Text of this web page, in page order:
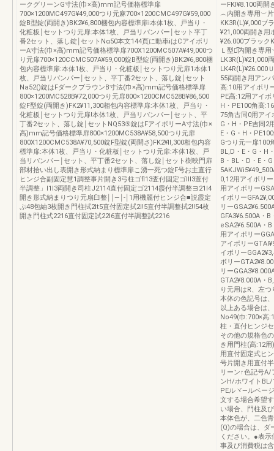
ークグリーンG寸法(巾×高)mm記号価格標準扉
700×1200MC497G¥49,000つり元麻700×1200CMC497G¥59,000
錠B型錠(両開き)BK2¥6,800梱包内容標準扉i本体1枚、戸当り・
化粧板￨セットつり元扉:本体1枚、戸当リバンパー￨セット平丁
番2セット、落し錠￨セットNα50本文144頁に動車iはCアイボリ
ーA寸法(巾×高)mm記号価格標準扉700X1200MC507A¥49,000つ
り元扉700×120CCMC507A¥59,000錠B型錠(両開き)BK2¥6,800梱
包内容標準扉:本体1枚、戸当り・化粧板￨セットつり元扉1本体1
枚、戸当リバンパー￨セット、平丁番2セット、落し錠￨セット
Na52()錠はFダークブラウンB寸法(巾×高)mm記号価格標準扉
800×1200MC528B¥72,000つり元扉800×1200CMC528B¥86,500
錠F型錠(両開き)FK2¥11,300相包内容標準扉:本体1枚、戸当り・
化粧板￨セットつり元扉!本体1枚、戸当リバンパー￨セット、平
丁番2セット、落し錠￨セットNQ53⑤錠はFアイボリーA寸法(巾×
高)mm記号価格標準扉800×1200MC538A¥58,500つり元扉
800X1200CMC538A¥70,500錠F型錠(両開さ)FK2¥ll,300相包内容
標準扉:本体1枚、戸当り・化粧板￨セットつり元扉:本体1枚、戸
当リバンパー￨セット、平丁番2セット、落し錠￨セット樹映門扉
部材拾い出し表開き形式納まり標準扉こ湧一死つ錠F号お主直行
ヒンジ合副固定慧1調整事片開き3弓柱ゴfl13査付固定ゴlll3萱付
半調整」l1l3両開き司柱J2114直付固定ゴ2114霞付半調整ヨ21l4
開き形式納まりつり元扇臼整￨￨―￨‐￨1用機麗付ヒンジ合■説霞定
ぷ48包紬3枚開き門柱拭2lt5直付固定拭2l!5直付半調整拭2!!54枚
開き門柱式2216直付固定試22l6直付半調整試2216
ーFKl¥8.100両開
︵内開き専用︶
KK3R(L)¥,000ブ
¥21,000両開き用
¥26.000ブラック
Ｌ型錠͡内開き専
LK3R(L)¥21,000
LK4R(L)¥26.000
55両開き用ア
高:10用アイボリ
PE高:12用アイ
H・PE100角高
75角古同0用アイ
G・H・PE吉同2
E・G・H・
Gつり元一扉100
BL,D・E・G・H
B・BL・D・E・
0,12用アイボリ
用アイボリー
イボリー
リー
GFA3¥6.500A・
eSA2¥6.500A・
用アイポリー
アイポリー
イポリー
ボリー
リー
GTA2¥8.000A・
り元用はR、左
本体の色記号は
以上ある場合は
No49(巾:700×高
柱・直付ヒンジ
その他の規格色
き用門柱(高:12
用直付固定式ヒ
号片開き用直付
リーン↑色記号A/
ンH/ホワイト
PEルヾ―ルベー
文する場合希望
い場合、門柱及
本体色が、二色
(Q)の場合は、ダ
ください。●表
事及び消費税は